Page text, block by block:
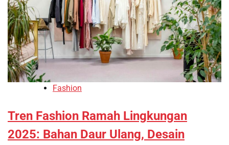
Fashion
Tren Fashion Ramah Lingkungan
2025: Bahan Daur Ulang, Desain